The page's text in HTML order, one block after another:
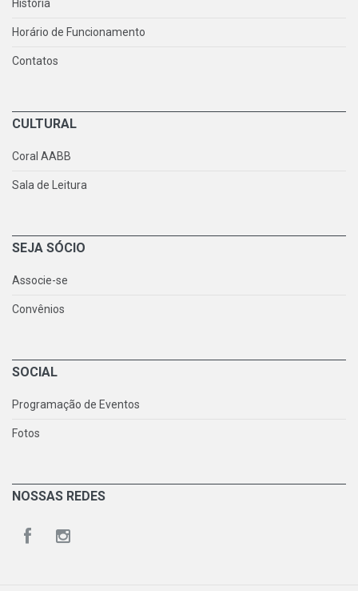
História
Horário de Funcionamento
Contatos
CULTURAL
Coral AABB
Sala de Leitura
SEJA SÓCIO
Associe-se
Convênios
SOCIAL
Programação de Eventos
Fotos
NOSSAS REDES